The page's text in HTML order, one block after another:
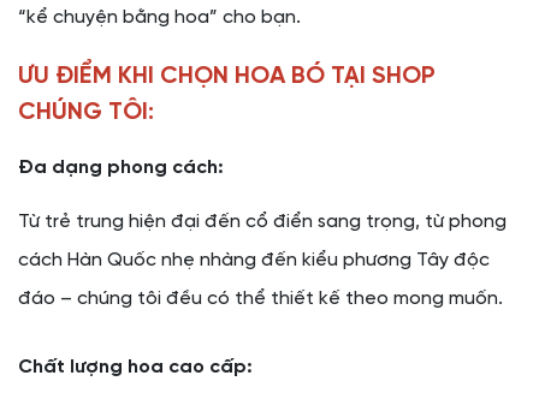
“kể chuyện bằng hoa” cho bạn.
ƯU ĐIỂM KHI CHỌN HOA BÓ TẠI SHOP
CHÚNG TÔI:
Đa dạng phong cách:
Từ trẻ trung hiện đại đến cổ điển sang trọng, từ phong
cách Hàn Quốc nhẹ nhàng đến kiểu phương Tây độc
đáo – chúng tôi đều có thể thiết kế theo mong muốn.
Chất lượng hoa cao cấp: